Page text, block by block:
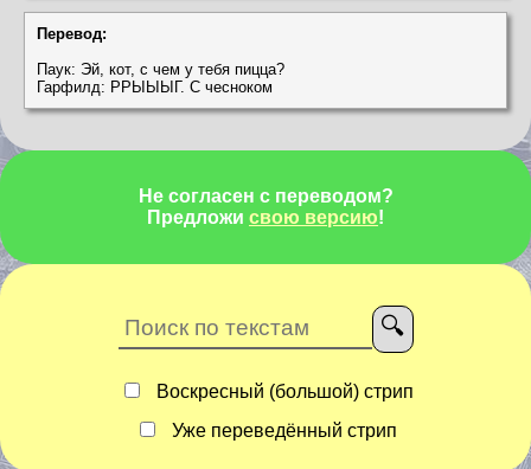
Перевод:
Паук: Эй, кот, с чем у тебя пицца?
Гарфилд: РРЫЫЫГ. С чесноком
Не согласен с переводом?
Предложи свою версию!
Воскресный (большой) стрип
Уже переведённый стрип